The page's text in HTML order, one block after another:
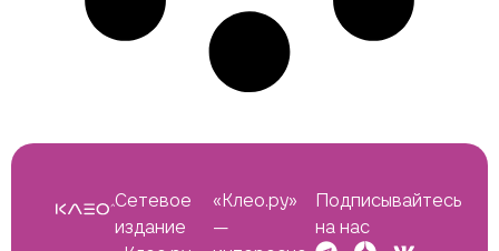
Сетевое
издание
«Клео.ру»
—
Подписывайтесь
на нас